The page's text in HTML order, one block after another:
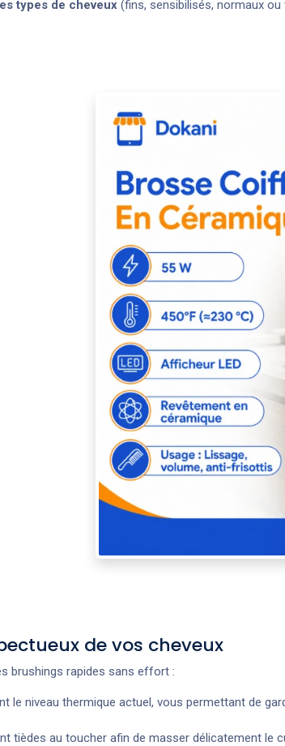
types de cheveux(fins, sensibilisés, normaux ou
de vos cheveux
brushings rapides sans effort :
le niveau thermique actuel, vous permettant de
tièdes au toucher afin de masser délicatement le